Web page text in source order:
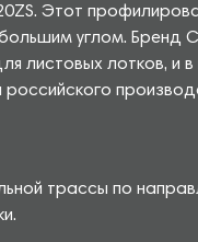
Этот
углом. Бренд
листовых лотков,
российского
трассы по